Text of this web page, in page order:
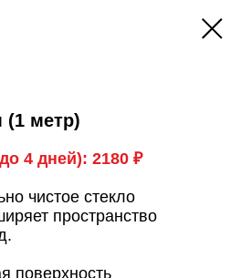
(1 метр)
4 дней): 2180 ₽
чистое стекло
пространство
поверхность